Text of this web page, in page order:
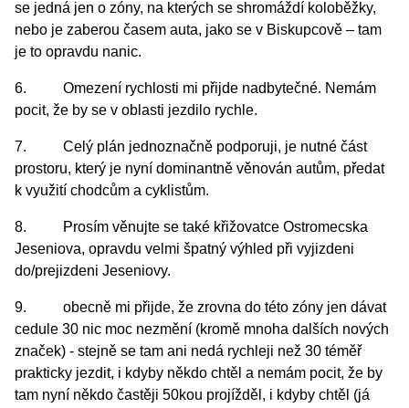
se jedná jen o zóny, na kterých se shromáždí koloběžky,
nebo je zaberou časem auta, jako se v Biskupcově – tam
je to opravdu nanic.
6. Omezení rychlosti mi přijde nadbytečné. Nemám
pocit, že by se v oblasti jezdilo rychle.
7. Celý plán jednoznačně podporuji, je nutné část
prostoru, který je nyní dominantně věnován autům, předat
k využití chodcům a cyklistům.
8. Prosím věnujte se také křižovatce Ostromecska
Jeseniova, opravdu velmi špatný výhled při vyjizdeni
do/prejizdeni Jeseniovy.
9. obecně mi přijde, že zrovna do této zóny jen dávat
cedule 30 nic moc nezmění (kromě mnoha dalších nových
značek) - stejně se tam ani nedá rychleji než 30 téměř
prakticky jezdit, i kdyby někdo chtěl a nemám pocit, že by
tam nyní někdo častěji 50kou projížděl, i kdyby chtěl (já